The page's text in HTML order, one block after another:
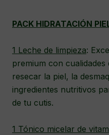
PACK HIDRATACIÓN
1 Leche de limpieza:
premium con
resecar la piel, la
ingredientes nutritivos
de tu cutis.
1 Tónico micelar de